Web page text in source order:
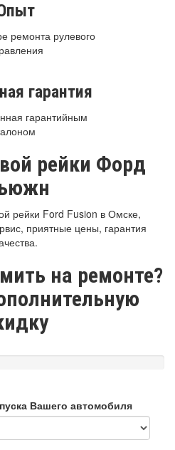
ремонта рулевого
гарантия
гарантийным
рейки Форд
рейки Ford Fusion в Омске,
приятные цены, гарантия
на ремонте?
Вашего автомобиля